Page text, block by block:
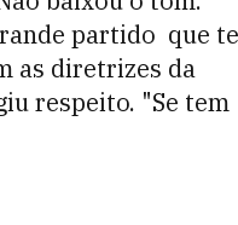
partido que
as diretrizes da
respeito. "Se tem